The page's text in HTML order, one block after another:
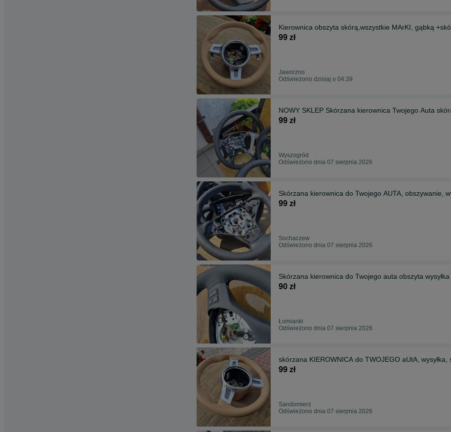
Kierownica obszyta skórą,wszystkie MArKI, gąbką
99 zł
Jaworzno
Odświeżono dzisiaj o 04:39
NOWY SKLEP Skórzana kierownica Twojego Auta
99 zł
Wyszogród
Odświeżono dnia 07 sierpnia 2026
Skórzana kierownica do Twojego AUTA, obszywanie,
99 zł
Sochaczew
Odświeżono dnia 07 sierpnia 2026
Skórzana kierownica do Twojego auta obszyta wysyłka
90 zł
Łomianki
Odświeżono dnia 07 sierpnia 2026
skórzana KIEROWNICA do TWOJEGO aUtA,
99 zł
Sandomierz
Odświeżono dnia 07 sierpnia 2026